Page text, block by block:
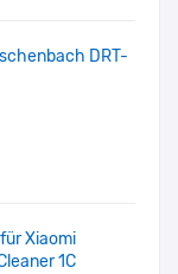
DRT-
Xiaomi
1C